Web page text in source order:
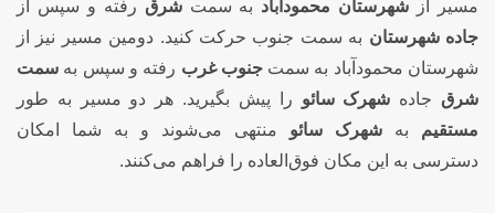
مسیر از شهرستان محمودآباد به سمتشرق رفته و سپس از
جاده شهرستان به سمت جنوب حرکت کنید. دومین مسیر نیز از
شهرستان محمودآباد به سمتجنوب غرب رفته و سپس به سمت
شرق جاده شهرک سائو را پیش بگیرید. هر دو مسیر به طور
مستقیم به شهرک سائو منتهی می‌شوند و به شما امکان
دسترسی به این مکان فوق‌العاده را فراهم می‌کنند.